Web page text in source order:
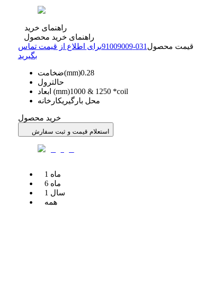
راهنمای خرید
راهنمای خرید محصول
قیمت محصول
031
-
91009009برای اطلاع از قیمت تماس
بگیرید
ضخامت(mm)0.28
حالترول
ابعاد (mm)1000 & 1250 *coil
محل بارگیریکارخانه
خرید محصول
استعلام قیمت و ثبت سفارش
1 ماه
6 ماه
1 سال
همه